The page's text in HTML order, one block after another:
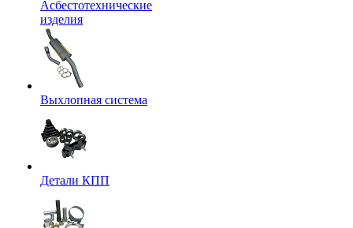
Асбестотехнические
изделия
Выхлопная система
Детали КПП